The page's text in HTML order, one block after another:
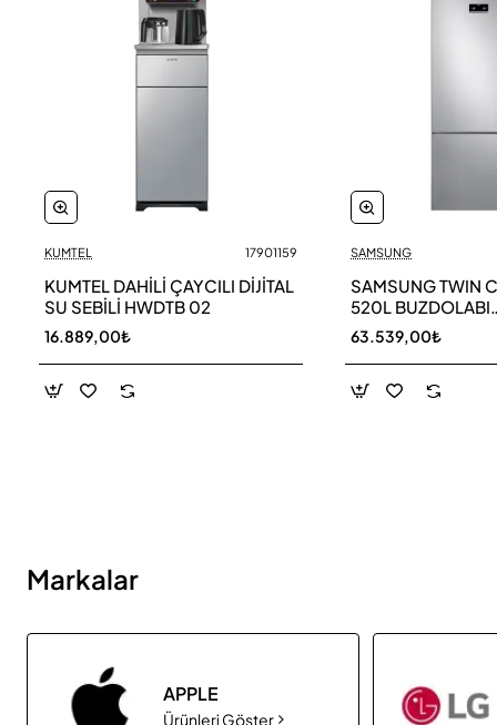
Yeni
KUMTEL 17901159
KUMTEL DAHİLİ ÇAYCILI DİJİTAL
SU SEBİLİ HWDTB 02
16.889,00₺
SAMSUNG
SAMSUNG TWIN
520L BUZDOLABI
RB52DS33ESA TR
63.539,00₺
Markalar
APPLE
Ürünleri Göster